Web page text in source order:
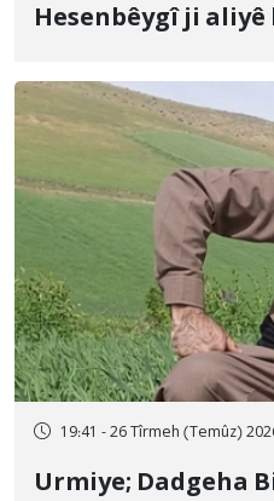
Hesenbêygî ji aliyê
19:41 - 26 Tîrmeh (Temûz)
Urmiye; Dadgeha